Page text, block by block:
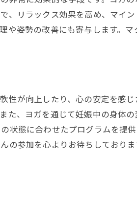
ュ
、リラックス効果を高め、マイ
や姿勢の改善にも寄与します。マ
性が向上したり、心の安定を感じ
た、ヨガを通じて妊娠中の身体
状態に合わせたプログラムを提
参加を心よりお待ちしておりま